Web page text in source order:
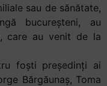
sau de sănătate,
bucureșteni, au
care au venit de la
foști președinți ai
Bărgăunaș, Toma